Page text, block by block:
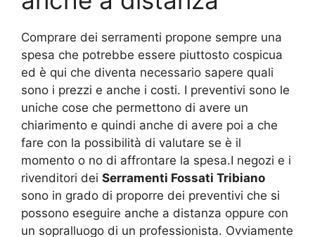
Comprare dei serramenti propone sempre una
spesa che potrebbe essere piuttosto cospicua
ed è qui che diventa necessario sapere quali
sono i prezzi e anche i costi. I preventivi sono le
uniche cose che permettono di avere un
chiarimento e quindi anche di avere poi a che
fare con la possibilità di valutare se è il
momento o no di affrontare la spesa.I negozi e i
rivenditori dei Serramenti Fossati Tribiano
sono in grado di proporre dei preventivi che si
possono eseguire anche a distanza oppure con
un sopralluogo di un professionista. Ovviamente